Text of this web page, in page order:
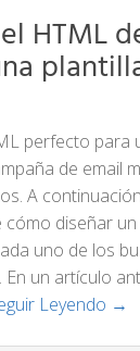
HTML
perfecto para
de email
A
cómo diseñar
uno de los
En un artículo
Leyendo →